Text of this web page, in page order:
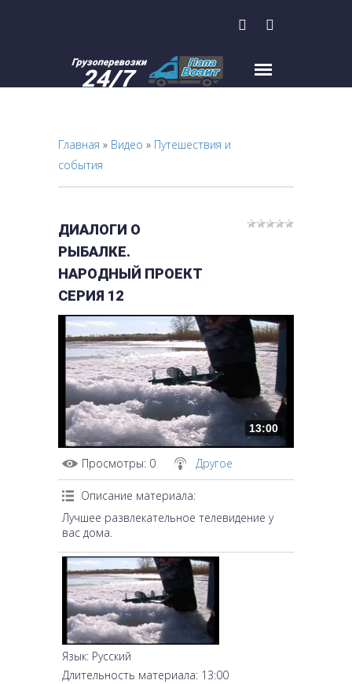
Главная » Видео » Путешествия и
события
ДИАЛОГИ О
РЫБАЛКЕ.
НАРОДНЫЙ ПРОЕКТ
СЕРИЯ 12
13:00
Просмотры: 0 Другое
Описание материала:
Лучшее развлекательное телевидение у
вас дома.
Язык: Русский
Длительность материала: 13:00